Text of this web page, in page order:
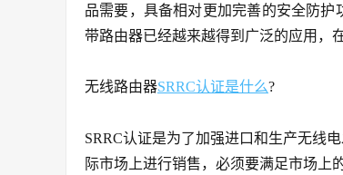
品需要，具备相对更加完善的安全防
带路由器已经越来越得到广泛的应用，
无线路由器SRRC认证是什么?
SRRC认证是为了加强进口和生产无线
际市场上进行销售，必须要满足市场上